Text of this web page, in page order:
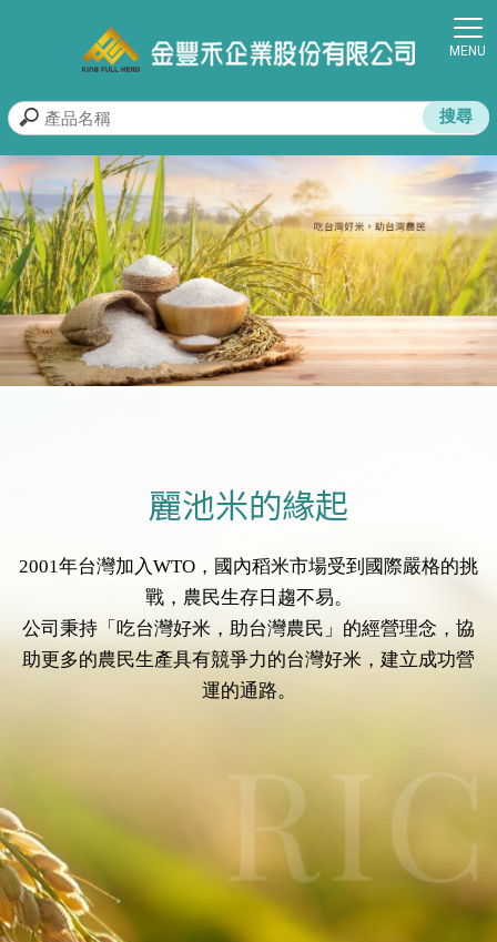
麗池米的緣起
2001年台灣加入WTO，國內稻米市場受到國際嚴格的挑
戰，農民生存日趨不易。
公司秉持「吃台灣好米，助台灣農民」的經營理念，協
助更多的農民生產具有競爭力的台灣好米，建立成功營
運的通路。